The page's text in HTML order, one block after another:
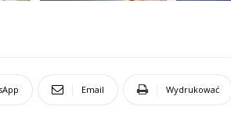
Email Wydrukować